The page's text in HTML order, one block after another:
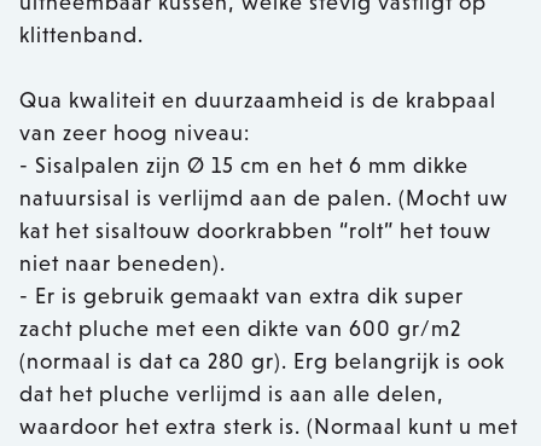
klittenband.
Qua kwaliteit en duurzaamheid is de krabpaal
van zeer hoog niveau:
- Sisalpalen zijn Ø 15 cm en het 6 mm dikke
natuursisal is verlijmd aan de palen. (Mocht uw
kat het sisaltouw doorkrabben “rolt” het touw
niet naar beneden).
- Er is gebruik gemaakt van extra dik super
zacht pluche met een dikte van 600 gr/m2
(normaal is dat ca 280 gr). Erg belangrijk is ook
dat het pluche verlijmd is aan alle delen,
waardoor het extra sterk is. (Normaal kunt u met